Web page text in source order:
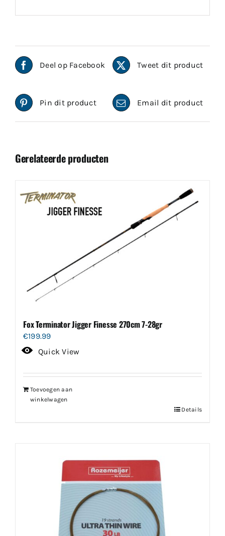
Deel op Facebook Tweet dit product
Pin dit product Email dit product
Gerelateerde producten
Fox Terminator Jigger Finesse 270cm 7-28gr
€199.99
Quick View
Toevoegen aan
winkelwagen
Details